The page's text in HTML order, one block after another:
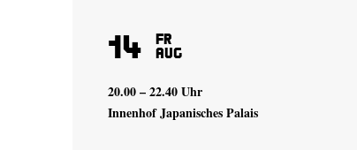
14 Fr
Aug
20.00 – 22.40 Uhr
Innenhof Japanisches Palais